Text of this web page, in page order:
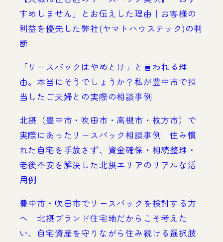
すめしません」とお伝えした理由｜お客様の
利益を優先した弊社(ヤマトハウステック)の判
断
「リースバックはやめとけ」と言われる理
由。本当にそうでしょうか？私が豊中市で担
当したご夫婦との実際の相談事例
北摂（豊中市・吹田市・高槻市・枚方市）で
実際にあったリースバック相談事例 住み慣
れた自宅を手放さず、資金確保・相続整理・
老後不安を解決した北摂エリアのリアルな活
用例
豊中市・吹田市でリースバックを検討する方
へ 北摂ブランド住宅地だからこそ考えた
い、自宅資産を守りながら住み続ける選択肢